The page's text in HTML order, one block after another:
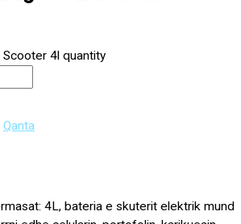
4l quantity
Qanta
4L, bateria e skuterit elektrik mund